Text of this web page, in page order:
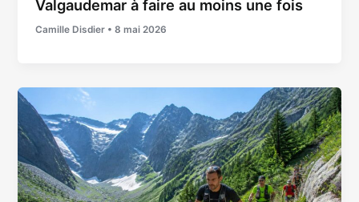
Valgaudemar à faire au moins une fois
Camille Disdier •8 mai 2026